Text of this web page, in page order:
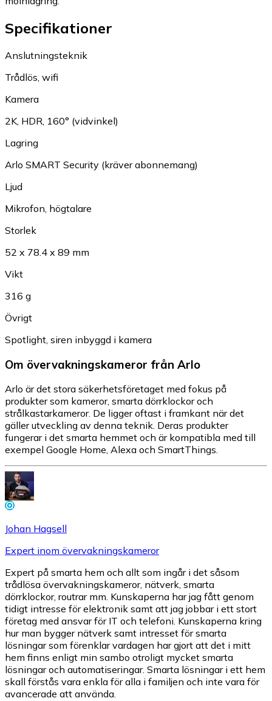
Specifikationer
Anslutningsteknik
Trådlös, wifi
Kamera
2K, HDR, 160° (vidvinkel)
Lagring
Arlo SMART Security (kräver abonnemang)
Ljud
Mikrofon, högtalare
Storlek
52 x 78.4 x 89 mm
Vikt
316 g
Övrigt
Spotlight, siren inbyggd i kamera
Om övervakningskameror från Arlo
Arlo är det stora säkerhetsföretaget med fokus på
produkter som kameror, smarta dörrklockor och
strålkastarkameror. De ligger oftast i framkant när det
gäller utveckling av denna teknik. Deras produkter
fungerar i det smarta hemmet och är kompatibla med till
exempel Google Home, Alexa och SmartThings.
Johan Hagsell
Expert inom övervakningskameror
Expert på smarta hem och allt som ingår i det såsom
trådlösa övervakningskameror, nätverk, smarta
dörrklockor, routrar mm. Kunskaperna har jag fått genom
tidigt intresse för elektronik samt att jag jobbar i ett stort
företag med ansvar för IT och telefoni. Kunskaperna kring
hur man bygger nätverk samt intresset för smarta
lösningar som förenklar vardagen har gjort att det i mitt
hem finns enligt min sambo otroligt mycket smarta
lösningar och automatiseringar. Smarta lösningar i ett hem
skall förstås vara enkla för alla i familjen och inte vara för
avancerade att använda.